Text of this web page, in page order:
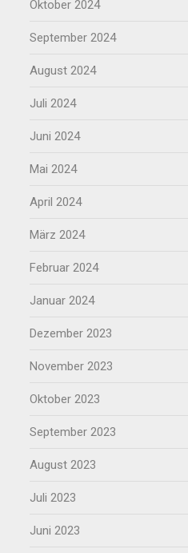
Oktober 2024
September 2024
August 2024
Juli 2024
Juni 2024
Mai 2024
April 2024
März 2024
Februar 2024
Januar 2024
Dezember 2023
November 2023
Oktober 2023
September 2023
August 2023
Juli 2023
Juni 2023